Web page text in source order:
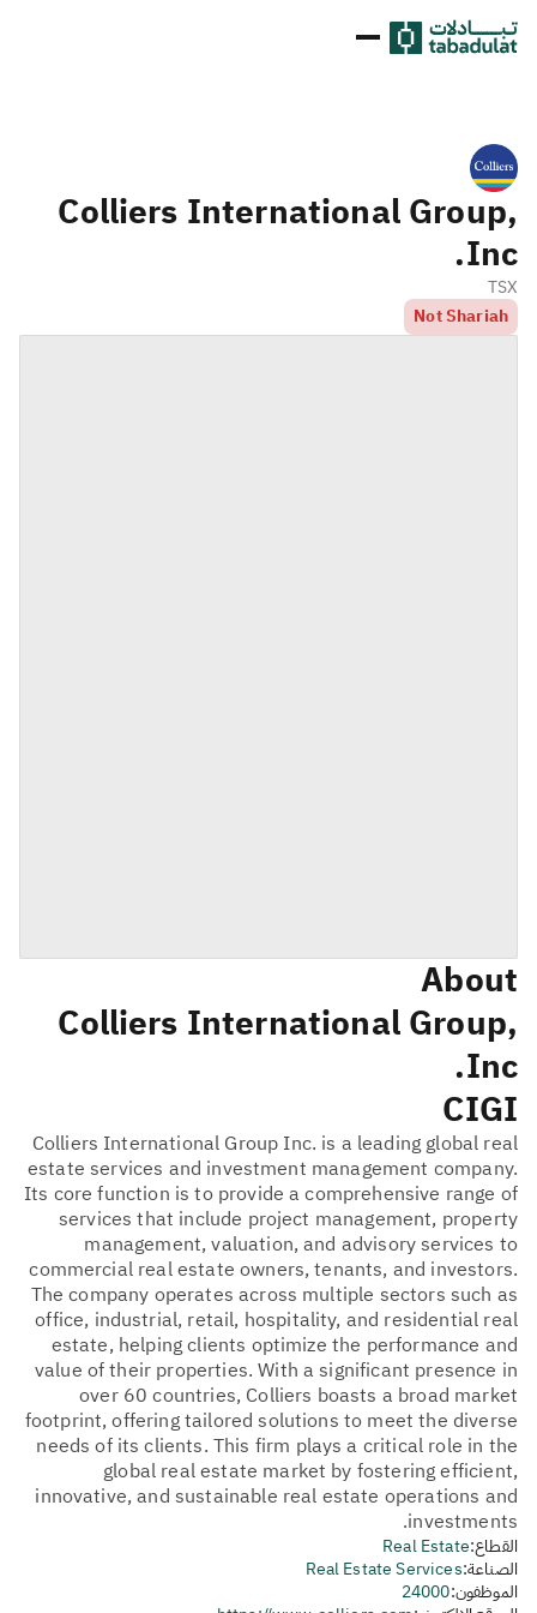
Colliers International Group,
Inc.
TSX
Not Shariah
About
Colliers International Group,
Inc.
CIGI
Colliers International Group Inc. is a leading global real
estate services and investment management company.
Its core function is to provide a comprehensive range of
services that include project management, property
management, valuation, and advisory services to
commercial real estate owners, tenants, and investors.
The company operates across multiple sectors such as
office, industrial, retail, hospitality, and residential real
estate, helping clients optimize the performance and
value of their properties. With a significant presence in
over 60 countries, Colliers boasts a broad market
footprint, offering tailored solutions to meet the diverse
needs of its clients. This firm plays a critical role in the
global real estate market by fostering efficient,
innovative, and sustainable real estate operations and
investments.
القطاع:Real Estate
الصناعة:Real Estate Services
الموظفون:24000